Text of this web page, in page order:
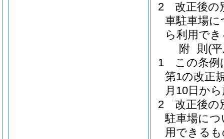
2
改正後の
車駐車場
ら利用で
附 則 (
1
この条例
第1の改正
月10日か
2
改正後の
駐車場に
用できる